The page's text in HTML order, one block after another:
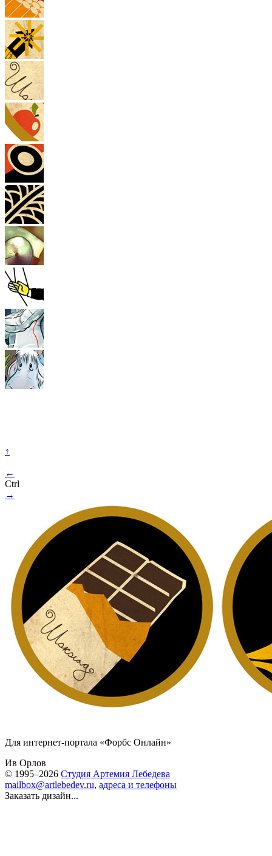
↑
←
Ctrl
→
Для интернет-портала «Форбс Онлайн»
Ив Орлов
© 1995–2026 Студия Артемия Лебедева
mailbox@artlebedev.ru, адреса и телефоны
Заказать дизайн...